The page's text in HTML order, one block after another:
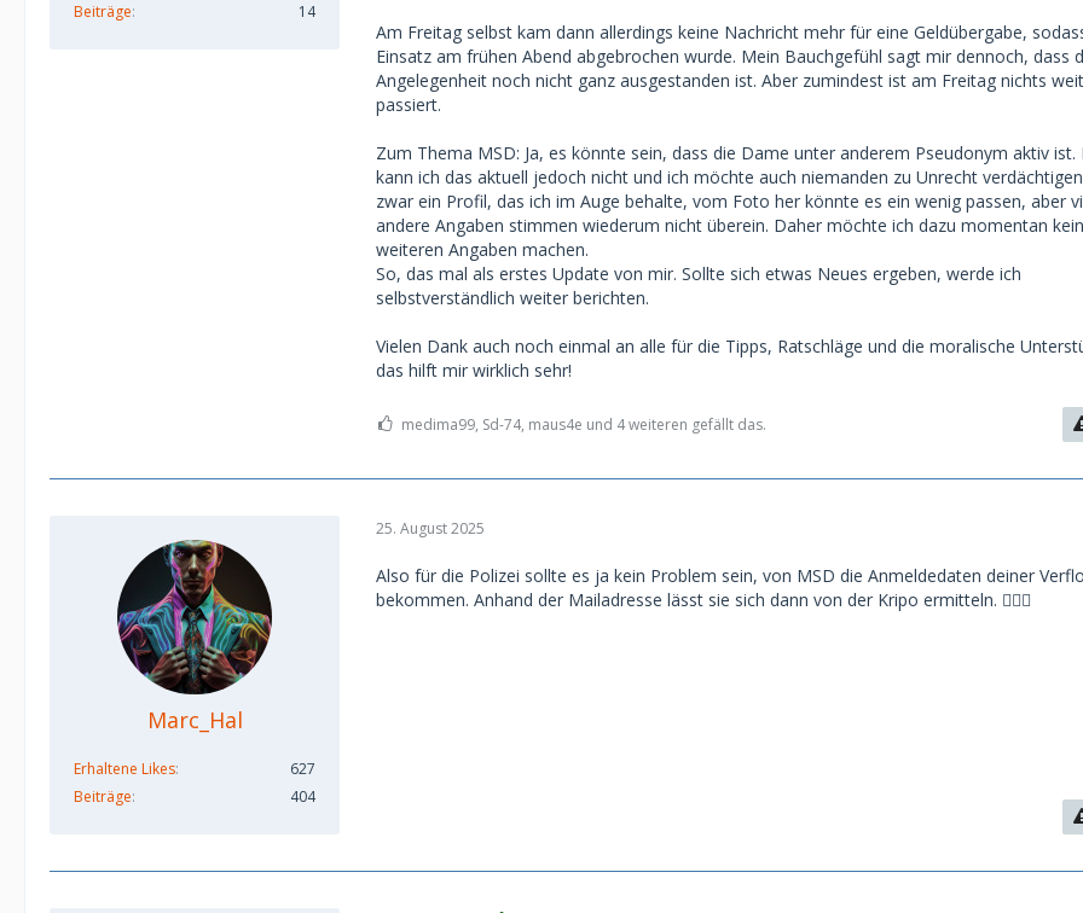
Beiträge
14
Am Freitag selbst kam dann allerdings keine Nachricht mehr für eine Geldübergabe,
Einsatz am frühen Abend abgebrochen wurde. Mein Bauchgefühl sagt mir dennoch, dass
Angelegenheit noch nicht ganz ausgestanden ist. Aber zumindest ist am Freitag nichts
passiert.
Zum Thema MSD: Ja, es könnte sein, dass die Dame unter anderem Pseudonym aktiv ist.
kann ich das aktuell jedoch nicht und ich möchte auch niemanden zu Unrecht
zwar ein Profil, das ich im Auge behalte, vom Foto her könnte es ein wenig passen, aber
andere Angaben stimmen wiederum nicht überein. Daher möchte ich dazu momentan
weiteren Angaben machen.
So, das mal als erstes Update von mir. Sollte sich etwas Neues ergeben, werde ich
selbstverständlich weiter berichten.
Vielen Dank auch noch einmal an alle für die Tipps, Ratschläge und die moralische
das hilft mir wirklich sehr!
medima99, Sd-74, maus4e und 4 weiteren gefällt das.
Marc_Hal
Erhaltene Likes
627
Beiträge
404
25. August 2025
Also für die Polizei sollte es ja kein Problem sein, von MSD die Anmeldedaten deiner
bekommen. Anhand der Mailadresse lässt sie sich dann von der Kripo ermitteln. 🤷🏼‍♂️